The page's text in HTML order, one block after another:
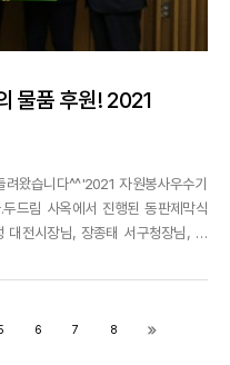
물품 후원! 2021
왔습니다^^'2021 자원봉사우수기
드림 사옥에서 진행된 동판제막식
대전시장님, 장종태 서구청장님, 서
의 건강기능식품 2,700여 세트를대
6 7 8